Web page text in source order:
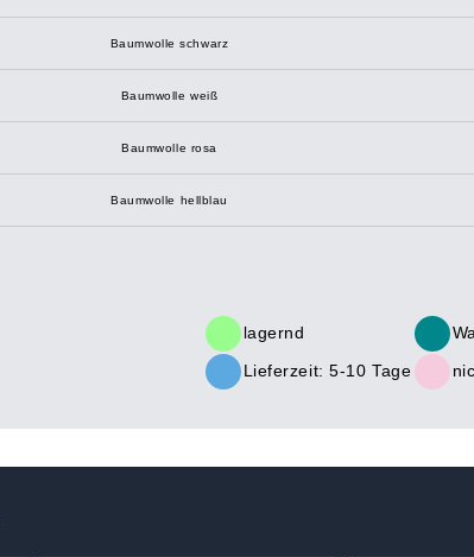
Baumwolle schwarz
Baumwolle weiß
Baumwolle rosa
Baumwolle hellblau
lagernd
Lieferzeit: 5-10 Tage